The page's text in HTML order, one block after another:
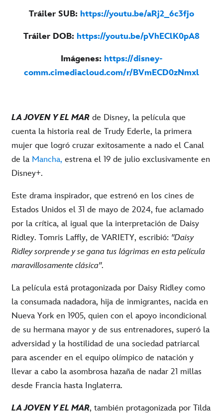
Tráiler SUB: https://youtu.be/aRj2_6c3fjo
Tráiler DOB: https://youtu.be/pVhEClK0pA8
Imágenes: https://disney-
comm.cimediacloud.com/r/BVmECD0zNmxl
LA JOVEN Y EL MAR de Disney, la película que
cuenta la historia real de Trudy Ederle, la primera
mujer que logró cruzar exitosamente a nado el Canal
de la Mancha, estrena el 19 de julio exclusivamente en
Disney+.
Este drama inspirador, que estrenó en los cines de
Estados Unidos el 31 de mayo de 2024, fue aclamado
por la crítica, al igual que la interpretación de Daisy
Ridley. Tomris Laffly, de VARIETY, escribió: "Daisy
Ridley sorprende y se gana tus lágrimas en esta película
maravillosamente clásica".
La película está protagonizada por Daisy Ridley como
la consumada nadadora, hija de inmigrantes, nacida en
Nueva York en 1905, quien con el apoyo incondicional
de su hermana mayor y de sus entrenadores, superó la
adversidad y la hostilidad de una sociedad patriarcal
para ascender en el equipo olímpico de natación y
llevar a cabo la asombrosa hazaña de nadar 21 millas
desde Francia hasta Inglaterra.
LA JOVEN Y EL MAR, también protagonizada por Tilda